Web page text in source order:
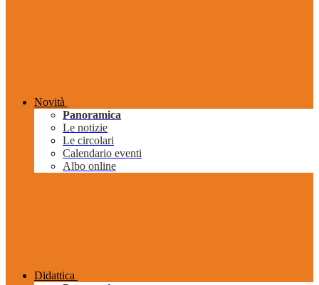
Novità
Panoramica
Le notizie
Le circolari
Calendario eventi
Albo online
Didattica